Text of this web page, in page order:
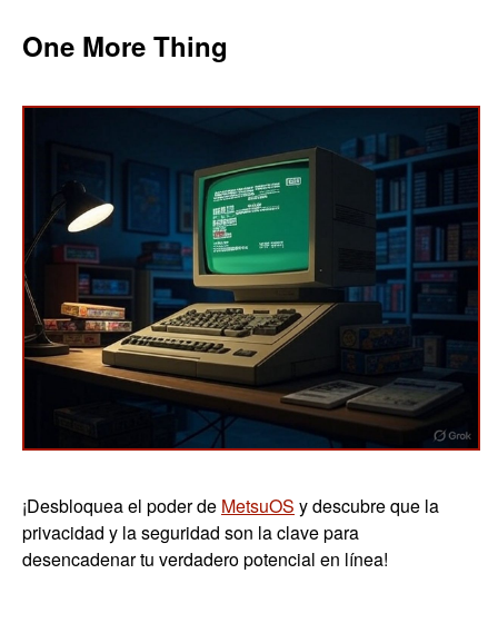
One More Thing
¡Desbloquea el poder de MetsuOS y descubre que la
privacidad y la seguridad son la clave para
desencadenar tu verdadero potencial en línea!